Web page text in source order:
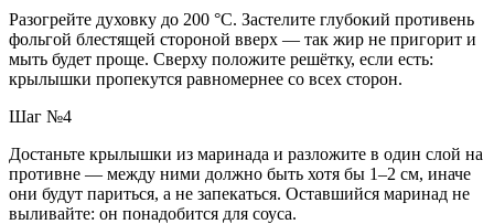
Разогрейте духовку до 200 °C. Застелите глубокий противень
фольгой блестящей стороной вверх — так жир не пригорит и
мыть будет проще. Сверху положите решётку, если есть:
крылышки пропекутся равномернее со всех сторон.
Шаг №4
Достаньте крылышки из маринада и разложите в один слой на
противне — между ними должно быть хотя бы 1–2 см, иначе
они будут париться, а не запекаться. Оставшийся маринад не
выливайте: он понадобится для соуса.